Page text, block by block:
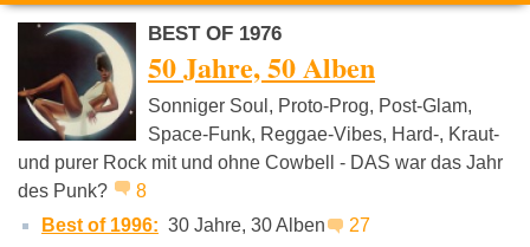
David Bowie Iggy Pop Foo
BEST OF 1976
50 Jahre, 50 Alben
Sonniger Soul, Proto-Prog, Post-Glam,
Space-Funk, Reggae-Vibes, Hard-, Kraut-
und purer Rock mit und ohne Cowbell - DAS war das Jahr
des Punk?
8
Best of 1996: 30 Jahre, 30 Alben
27